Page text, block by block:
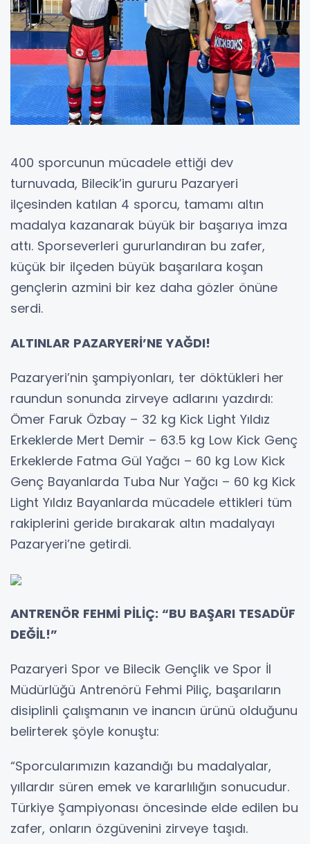
400 sporcunun mücadele ettiği dev
turnuvada, Bilecik’in gururu Pazaryeri
ilçesinden katılan 4 sporcu, tamamı altın
madalya kazanarak büyük bir başarıya imza
attı. Sporseverleri gururlandıran bu zafer,
küçük bir ilçeden büyük başarılara koşan
gençlerin azmini bir kez daha gözler önüne
serdi.
ALTINLAR PAZARYERİ’NE YAĞDI!
Pazaryeri’nin şampiyonları, ter döktükleri her
raundun sonunda zirveye adlarını yazdırdı:
Ömer Faruk Özbay – 32 kg Kick Light Yıldız
Erkeklerde Mert Demir – 63.5 kg Low Kick Genç
Erkeklerde Fatma Gül Yağcı – 60 kg Low Kick
Genç Bayanlarda Tuba Nur Yağcı – 60 kg Kick
Light Yıldız Bayanlarda mücadele ettikleri tüm
rakiplerini geride bırakarak altın madalyayı
Pazaryeri’ne getirdi.
ANTRENÖR FEHMİ PİLİÇ: “BU BAŞARI TESADÜF
DEĞİL!”
Pazaryeri Spor ve Bilecik Gençlik ve Spor İl
Müdürlüğü Antrenörü Fehmi Piliç, başarıların
disiplinli çalışmanın ve inancın ürünü olduğunu
belirterek şöyle konuştu:
“Sporcularımızın kazandığı bu madalyalar,
yıllardır süren emek ve kararlılığın sonucudur.
Türkiye Şampiyonası öncesinde elde edilen bu
zafer, onların özgüvenini zirveye taşıdı.